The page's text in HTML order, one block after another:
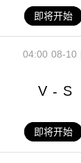
即将开始
08-10
04:00
V - S
即将开始